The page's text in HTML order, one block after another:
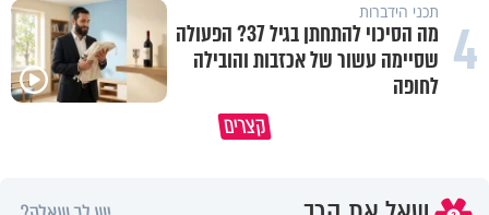
4 תכני הידברות
מה הסיכוי להתחתן בגיל 37? הפעולה
שסיימה עשור של אכזבות והובילה
לחופה
קצרים
במבט לאחור - האם התקופה הקשה
איך ייתכן שיש אנשים שיודעים
שהתורה אמת, ובכל זאת לא